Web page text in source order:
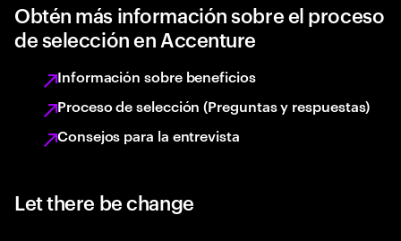
Obtén más información sobre el proceso
de selección en Accenture
Información sobre beneficios
Proceso de selección (Preguntas y respuestas)
Consejos para la entrevista
Let there be change